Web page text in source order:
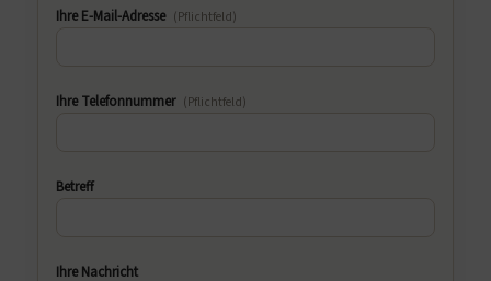
Ihre E-Mail-Adresse (Pflichtfeld)
Ihre Telefonnummer (Pflichtfeld)
Betreff
Ihre Nachricht